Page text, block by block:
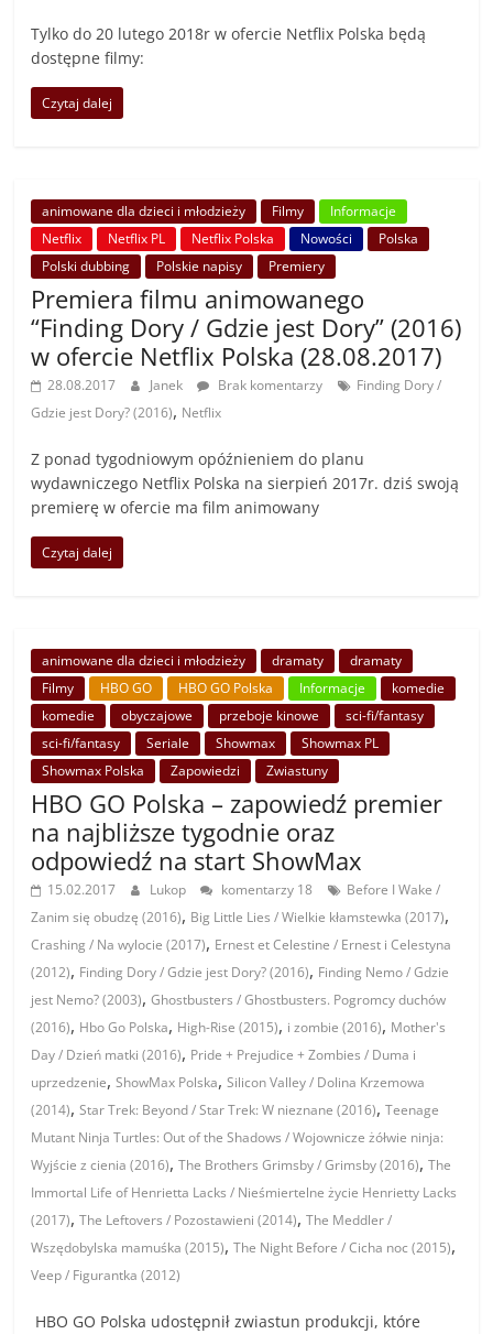
Tylko do 20 lutego 2018r w ofercie Netflix Polska będą
dostępne filmy:
Czytaj dalej
animowane dla dzieci i młodzieży Filmy
Informacje
Netflix
Netflix PL Netflix Polska Nowości
Polska
Polski dubbing
Polskie napisy Premiery
Premiera filmu animowanego
“Finding Dory / Gdzie jest Dory” (2016)
w ofercie Netflix Polska (28.08.2017)
28.08.2017 Janek Brak komentarzy
Finding Dory /
Gdzie jest Dory? (2016), Netflix
Z ponad tygodniowym opóźnieniem do planu
wydawniczego Netflix Polska na sierpień 2017r. dziś swoją
premierę w ofercie ma film animowany
Czytaj dalej
animowane dla dzieci i młodzieży dramaty
dramaty
Filmy
HBO GO HBO GO Polska Informacje
komedie
komedie
obyczajowe przeboje kinowe
sci-fi/fantasy
sci-fi/fantasy
Seriale Showmax
Showmax PL
Showmax Polska
Zapowiedzi Zwiastuny
HBO GO Polska – zapowiedź premier
na najbliższe tygodnie oraz
odpowiedź na start ShowMax
15.02.2017 Lukop komentarzy 18
Before I Wake /
Zanim się obudzę (2016), Big Little Lies / Wielkie kłamstewka (2017),
Crashing / Na wylocie (2017), Ernest et Celestine / Ernest i Celestyna
(2012), Finding Dory / Gdzie jest Dory? (2016), Finding Nemo / Gdzie
jest Nemo? (2003),Ghostbusters / Ghostbusters. Pogromcy duchów
(2016), Hbo Go Polska, High-Rise (2015), i zombie (2016), Mother's
Day / Dzień matki (2016), Pride + Prejudice + Zombies / Duma i
uprzedzenie,ShowMax Polska,Silicon Valley / Dolina Krzemowa
(2014),Star Trek: Beyond / Star Trek: W nieznane (2016),Teenage
Mutant Ninja Turtles: Out of the Shadows / Wojownicze żółwie ninja:
Wyjście z cienia (2016),The Brothers Grimsby / Grimsby (2016),The
Immortal Life of Henrietta Lacks / Nieśmiertelne życie Henrietty Lacks
(2017),The Leftovers / Pozostawieni (2014),The Meddler /
Wszędobylska mamuśka (2015),The Night Before / Cicha noc (2015),
Veep / Figurantka (2012)
HBO GO Polska udostępnił zwiastun produkcji, które